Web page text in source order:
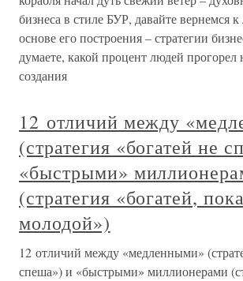
бизнеса в стиле БУР, давайте вернемся к
основе его построения – стратегии
думаете, какой процент людей прогорел
создания
12 отличий между
(стратегия «богатей не
«быстрыми»
(стратегия «богатей, пока
молодой»)
12 отличий между «медленными»
спеша») и «быстрыми» миллионерами